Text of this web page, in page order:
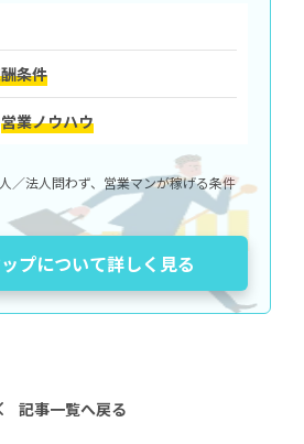
条件
営業ノウハウ
／法人問わず、営業マンが稼げる条件
プについて詳しく見る
記事一覧へ戻る